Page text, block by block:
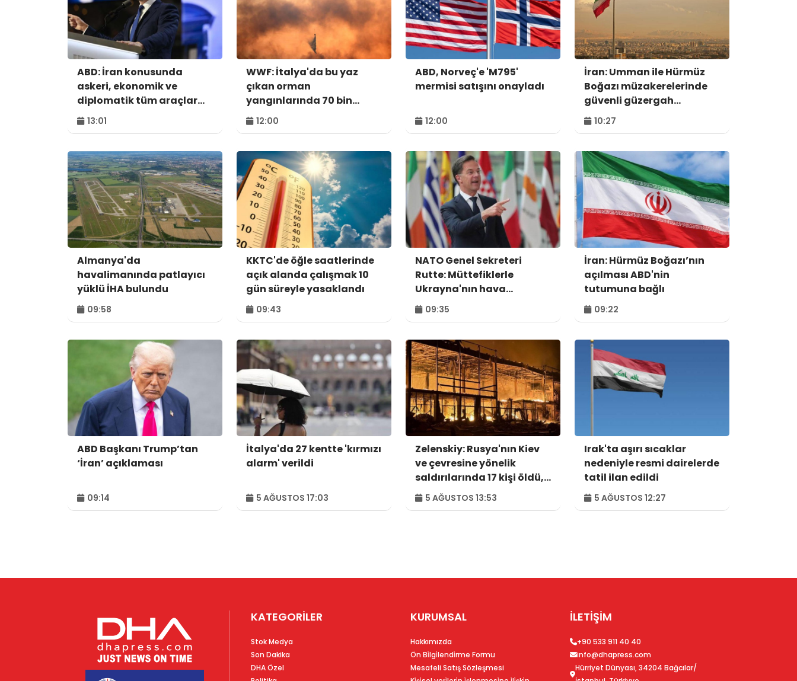
ABD: İran konusunda
askeri, ekonomik ve
diplomatik tüm araçlar
kullanılacak
13:01
WWF: İtalya'da bu yaz
çıkan orman
yangınlarında 70 bin
hektar alan kül oldu
12:00
ABD, Norveç'e 'M795'
mermisi satışını onayladı
12:00
İran: Umman ile Hürmüz
Boğazı müzakerelerinde
güvenli güzergah
konusunda anlaşmaya
vardık
10:27
Almanya'da
havalimanında patlayıcı
yüklü İHA bulundu
09:58
KKTC'de öğle saatlerinde
açık alanda çalışmak 10
gün süreyle yasaklandı
09:43
NATO Genel Sekreteri
Rutte: Müttefiklerle
Ukrayna'nın hava
savunma ihtiyaçlarını
görüştük
09:35
İran: Hürmüz Boğazı’nın
açılması ABD'nin
tutumuna bağlı
09:22
ABD Başkanı Trump’tan
‘İran’ açıklaması
09:14
İtalya'da 27 kentte 'kırmızı
alarm' verildi
5 AĞUSTOS 17:03
Zelenskiy: Rusya'nın Kiev
ve çevresine yönelik
saldırılarında 17 kişi öldü,
44 kişi yaralandı
5 AĞUSTOS 13:53
Irak'ta aşırı sıcaklar
nedeniyle resmi dairelerde
tatil ilan edildi
5 AĞUSTOS 12:27
KATEGORİLER
Stok Medya
Son Dakika
DHA Özel
KURUMSAL
Hakkımızda
Ön Bi̇lgi̇lendi̇rme Formu
Mesafeli Satış Sözleşmesi
İLETİŞİM
+90 533 911 40 40
info@dhapress.com
Hürriyet Dünyası, 34204 Bağcılar/